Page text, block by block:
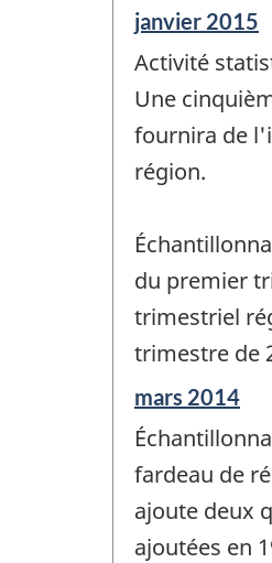
Période
référence
de
changement
-
janvier 2015
Activité
Une
fournira de
région.
du premier
trimestriel
trimestre de
Période
de
référence
de
-
mars 2014
fardeau de
ajoute deux
ajoutées en